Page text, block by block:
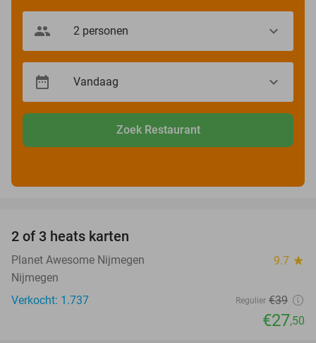
Zoek Restaurant
2 of 3 heats karten
Planet Awesome Nijmegen 9.7 star
Nijmegen
Verkocht: 1.737
Regulier €39
€27,50